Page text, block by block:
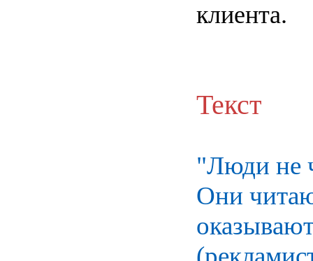
клиента.
Текст
"Люди не
Они